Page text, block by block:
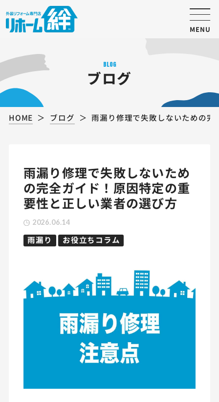
MENU
BLOG
ブログ
HOME ブログ 雨漏り修理で失敗しないための
雨漏り修理で失敗しないため
の完全ガイド！原因特定の重
要性と正しい業者の選び方
2026.06.14
雨漏り お役立ちコラム